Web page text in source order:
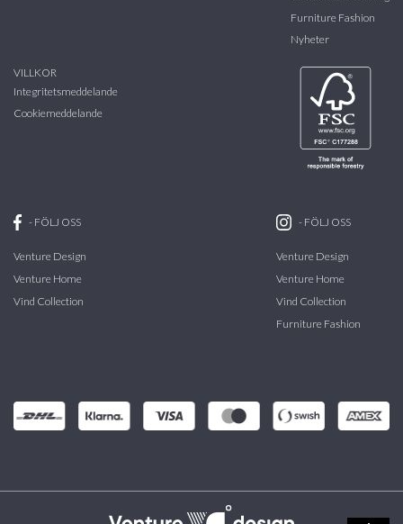
Furniture Fashion
Nyheter
VILLKOR
Integritetsmeddelande
Cookiemeddelande
- FÖLJ OSS
Venture Design
Venture Home
Vind Collection
- FÖLJ OSS
Venture Design
Venture Home
Vind Collection
Furniture Fashion